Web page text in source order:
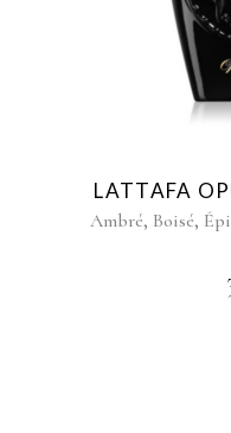
LATTAFA
Ambré, Boisé,